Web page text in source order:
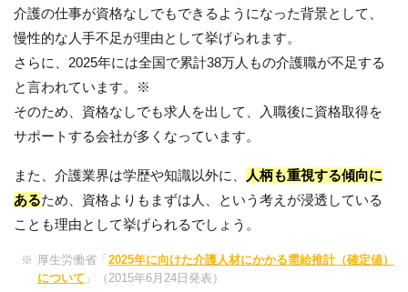
介護の仕事が資格なしでもできるようになった背景として、
慢性的な人手不足が理由として挙げられます。
さらに、2025年には全国で累計38万人もの介護職が不足する
と言われています。※
そのため、資格なしでも求人を出して、入職後に資格取得を
サポートする会社が多くなっています。
また、介護業界は学歴や知識以外に、
人柄も重視する傾向に
あるため、資格よりもまずは人、という考えが浸透している
ことも理由として挙げられるでしょう。
厚生労働省「 2025年に向けた介護人材にかかる需給推計（確定値）
について 」（2015年6月24日発表）